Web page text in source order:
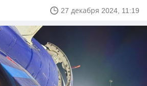
27 декабря 2024, 11:19